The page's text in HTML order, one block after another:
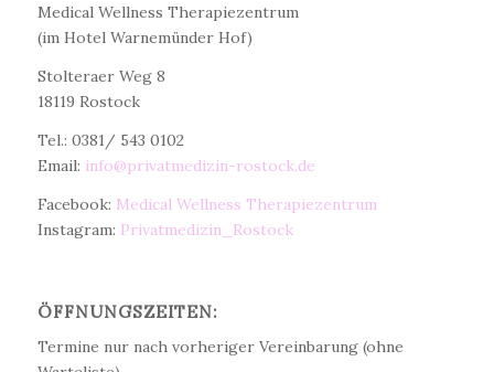
Medical Wellness Therapiezentrum
(im Hotel Warnemünder Hof)
Stolteraer Weg 8
18119 Rostock
Tel.: 0381/ 543 0102
Email: info@privatmedizin-rostock.de
Facebook: Medical Wellness Therapiezentrum
Instagram: Privatmedizin_Rostock
ÖFFNUNGSZEITEN:
Termine nur nach vorheriger Vereinbarung (ohne